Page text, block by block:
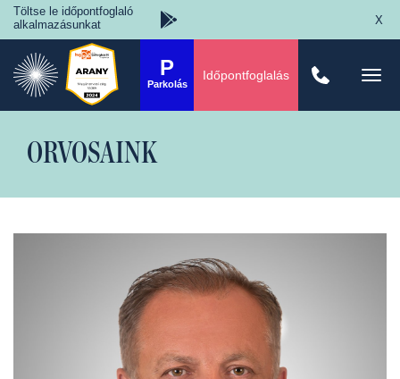
Töltse le időpontfoglaló
alkalmazásunkat
X
P
Parkolás
Időpontfoglalás
ORVOSAINK